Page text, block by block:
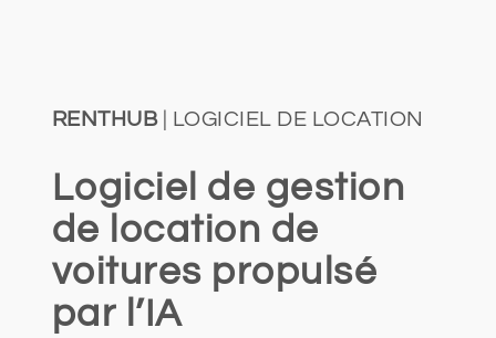
RENTHUB| LOGICIEL DE LOCATION
Logiciel de gestion
de location de
voitures propulsé
par l’IA